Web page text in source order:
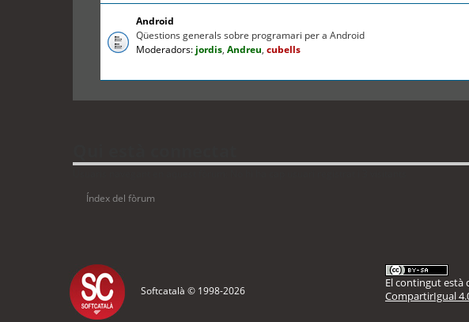
Android
Qüestions generals sobre programari per a Android
Moderadors: jordis, Andreu, cubells
Índex del fòrum
Softcatalà © 1998-2026
El contingut està
CompartirIgual